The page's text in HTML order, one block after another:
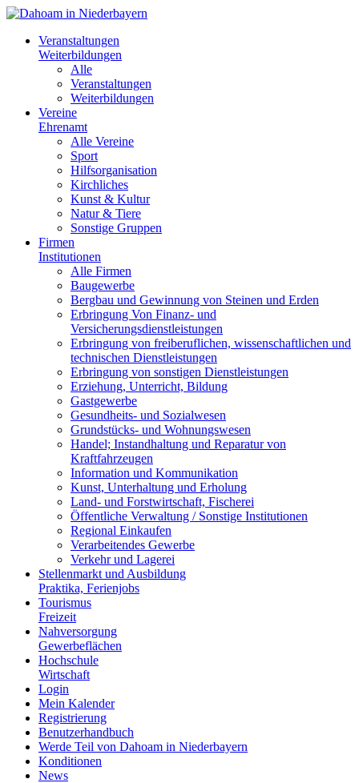
Veranstaltungen
Weiterbildungen
Alle
Veranstaltungen
Weiterbildungen
Vereine
Ehrenamt
Alle Vereine
Sport
Hilfsorganisation
Kirchliches
Kunst & Kultur
Natur & Tiere
Sonstige Gruppen
Firmen
Institutionen
Alle Firmen
Baugewerbe
Bergbau und Gewinnung von Steinen und Erden
Erbringung Von Finanz- und
Versicherungsdienstleistungen
Erbringung von freiberuflichen, wissenschaftlichen und
technischen Dienstleistungen
Erbringung von sonstigen Dienstleistungen
Erziehung, Unterricht, Bildung
Gastgewerbe
Gesundheits- und Sozialwesen
Grundstücks- und Wohnungswesen
Handel; Instandhaltung und Reparatur von
Kraftfahrzeugen
Information und Kommunikation
Kunst, Unterhaltung und Erholung
Land- und Forstwirtschaft, Fischerei
Öffentliche Verwaltung / Sonstige Institutionen
Regional Einkaufen
Verarbeitendes Gewerbe
Verkehr und Lagerei
Stellenmarkt und Ausbildung
Praktika, Ferienjobs
Tourismus
Freizeit
Nahversorgung
Gewerbeflächen
Hochschule
Wirtschaft
Login
Mein Kalender
Registrierung
Benutzerhandbuch
Werde Teil von Dahoam in Niederbayern
Konditionen
News